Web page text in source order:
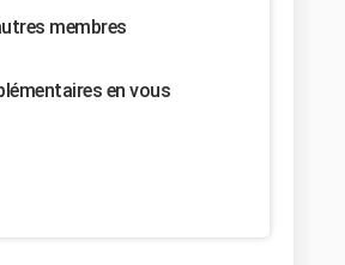
membres
en vous